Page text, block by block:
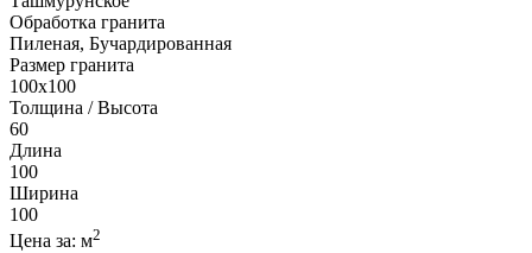
Обработка гранита
Пиленая, Бучардированная
Размер гранита
100х100
Толщина / Высота
60
Длина
100
Ширина
100
Цена за: м2